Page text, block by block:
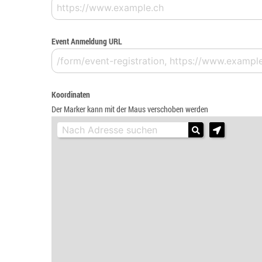
Event Anmeldung URL
Koordinaten
Der Marker kann mit der Maus verschoben werden